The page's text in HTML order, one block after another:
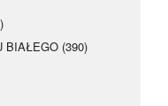
BIAŁEGO (390)